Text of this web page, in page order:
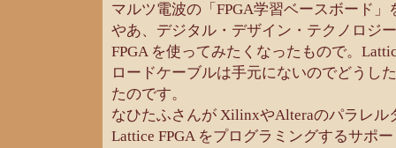
マルツ電波の「FPGA学習ベースボード
やあ、デジタル・デザイン・テクノロジ
FPGA を使ってみたくなったもので。
ロードケーブルは手元にないのでどうし
たのです。
なひたふさんが XilinxやAlteraのパラレル
Lattice FPGA をプログラミングするサポ